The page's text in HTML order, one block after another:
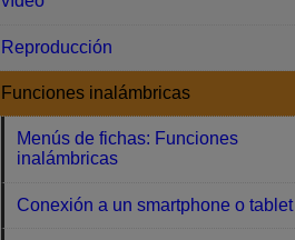
Reproducción
Funciones inalámbricas
Menús de fichas: Funciones
inalámbricas
Conexión a un smartphone o tablet